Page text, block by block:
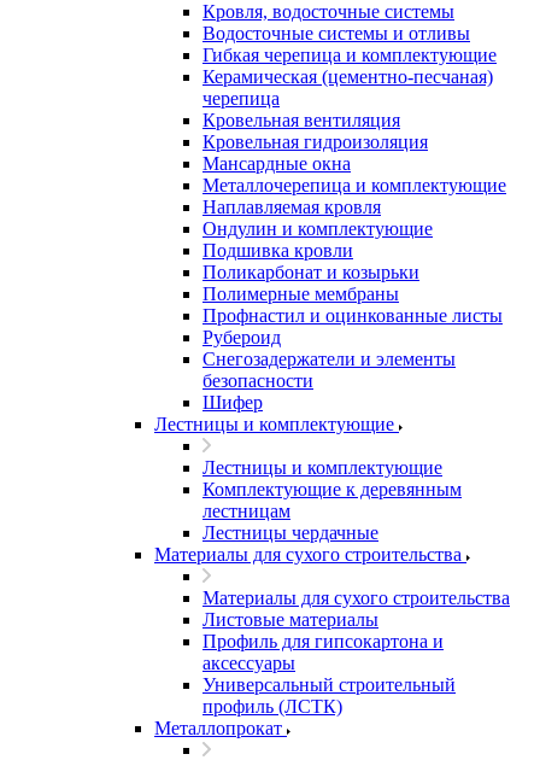
Кровля, водосточные системы
Водосточные системы и отливы
Гибкая черепица и комплектующие
Керамическая (цементно-песчаная)
черепица
Кровельная вентиляция
Кровельная гидроизоляция
Мансардные окна
Металлочерепица и комплектующие
Наплавляемая кровля
Ондулин и комплектующие
Подшивка кровли
Поликарбонат и козырьки
Полимерные мембраны
Профнастил и оцинкованные листы
Рубероид
Снегозадержатели и элементы
безопасности
Шифер
Лестницы и комплектующие
Лестницы и комплектующие
Комплектующие к деревянным
лестницам
Лестницы чердачные
Материалы для сухого строительства
Материалы для сухого строительства
Листовые материалы
Профиль для гипсокартона и
аксессуары
Универсальный строительный
профиль (ЛСТК)
Металлопрокат